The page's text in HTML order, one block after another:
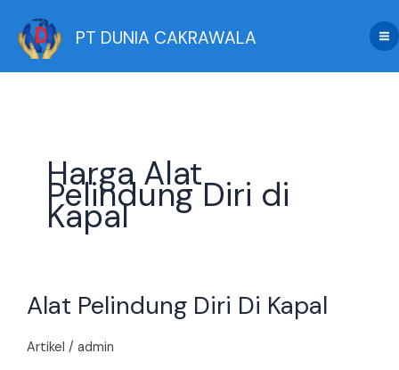
content
PT DUNIA CAKRAWALA
Harga Alat
Pelindung Diri di
Kapal
Alat Pelindung Diri Di Kapal
Artikel / admin
Pelindung
Di